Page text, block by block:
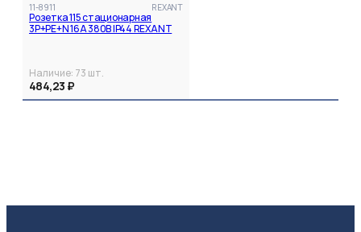
11-8911 REXANT
Розетка 115 стационарная
3Р+РЕ+N 16А 380В IP44 REXANT
Наличие: 73 шт.
484,23 ₽